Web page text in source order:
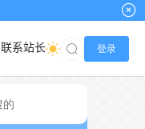
联系站长 登录